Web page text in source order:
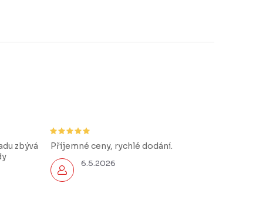
zbývá
6.5.2026
Příjemné ceny, rychlé dodání.